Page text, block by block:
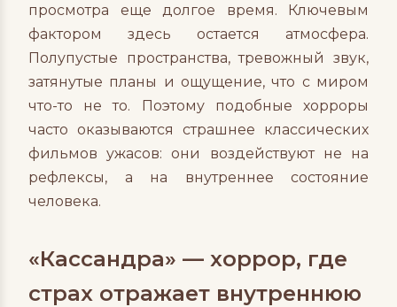
просмотра еще долгое время. Ключевым
фактором здесь остается атмосфера.
Полупустые пространства, тревожный звук,
затянутые планы и ощущение, что с миром
что-то не то. Поэтому подобные хорроры
часто оказываются страшнее классических
фильмов ужасов: они воздействуют не на
рефлексы, а на внутреннее состояние
человека.
«Кассандра» — хоррор, где
страх отражает внутреннюю